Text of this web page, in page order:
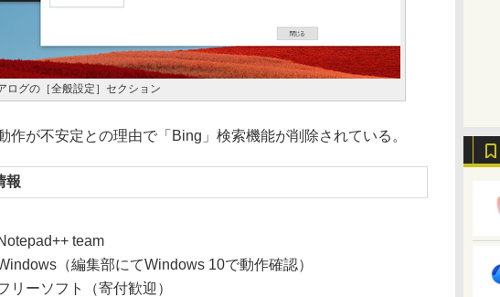
ログの［全般設定］セクション
が不安定との理由で「Bing」検索機能が削除されている。
報
team
（編集部にてWindows 10で動作確認）
リーソフト（寄付歓迎）